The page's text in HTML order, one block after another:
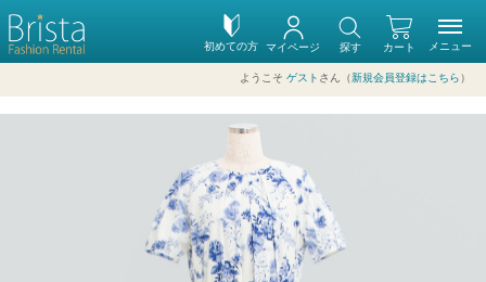
初めての方 カート
マイページ 探す
ようこそ ゲスト さん（新規会員登録はこちら ）
メニュー